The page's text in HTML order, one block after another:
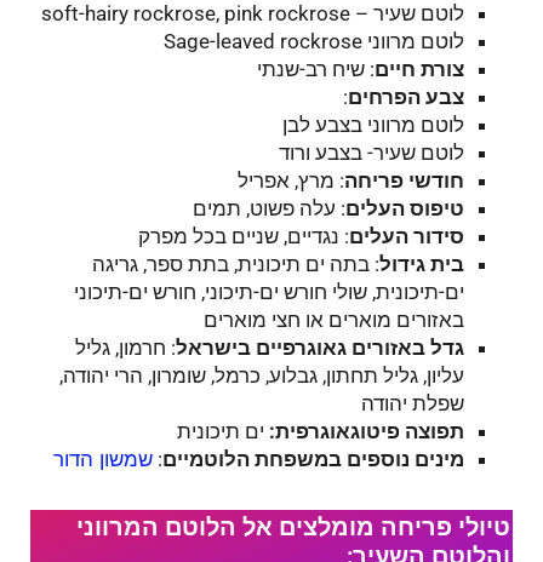
לוטם שעיר – soft-hairy rockrose, pink rockrose
לוטם מרווני Sage-leaved rockrose
צורת חיים: שיח רב-שנתי
צבע הפרחים:
לוטם מרווני בצבע לבן
לוטם שעיר- בצבע ורוד
חודשי פריחה: מרץ, אפריל
טיפוס העלים: עלה פשוט, תמים
סידור העלים: נגדיים, שניים בכל מפרק
בית גידול: בתה ים תיכונית, בתת ספר, גריגה
ים-תיכונית, שולי חורש ים-תיכוני, חורש ים-תיכוני
באזורים מוארים או חצי מוארים
גדל באזורים גאוגרפיים בישראל: חרמון, גליל
עליון, גליל תחתון, גבלוע, כרמל, שומרון, הרי יהודה,
שפלת יהודה
תפוצה פיטוגאוגרפית: ים תיכונית
מינים נוספים במשפחת הלוטמיים: שמשון הדור
טיולי פריחה מומלצים אל הלוטם המרווני
והלוטם השעיר: